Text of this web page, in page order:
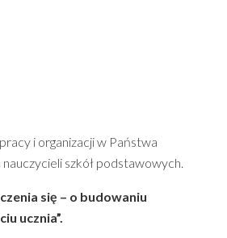
i organizacji w Państwa
szkół podstawowych.
się – o budowaniu
ucznia”.